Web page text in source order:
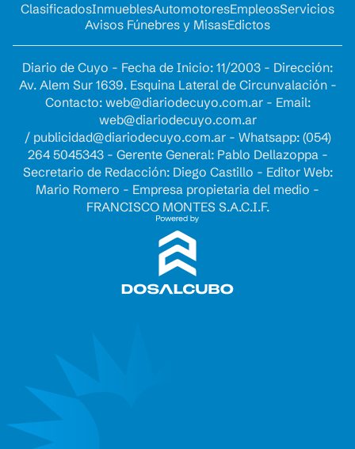
ClasificadosInmueblesAutomotoresEmpleosServicios
Avisos Fúnebres y MisasEdictos
Diario de Cuyo - Fecha de Inicio: 11/2003 - Dirección:
Av. Alem Sur 1639. Esquina Lateral de Circunvalación -
Contacto: web@diariodecuyo.com.ar- Email:
web@diariodecuyo.com.ar
/ publicidad@diariodecuyo.com.ar- Whatsapp: (054)
264 5045343 - Gerente General: Pablo Dellazoppa -
Secretario de Redacción: Diego Castillo - Editor Web:
Mario Romero - Empresa propietaria del medio -
FRANCISCO MONTES S.A.C.I.F.